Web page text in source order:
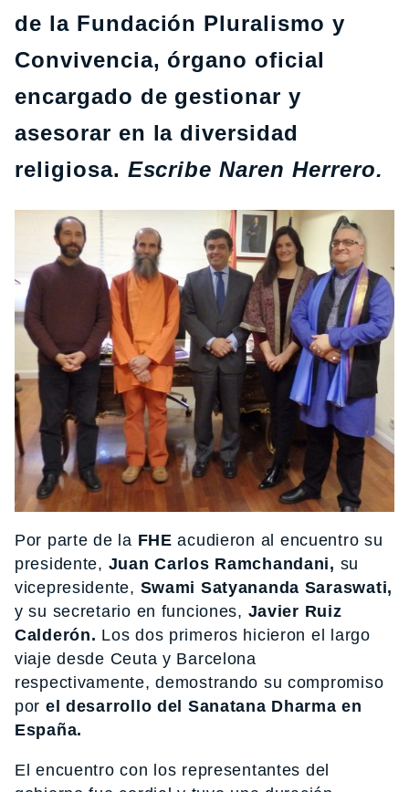
de la Fundación Pluralismo y
Convivencia, órgano oficial
encargado de gestionar y
asesorar en la diversidad
religiosa. Escribe Naren Herrero.
Por parte de la FHE acudieron al encuentro su
presidente, Juan Carlos Ramchandani, su
vicepresidente, Swami Satyananda Saraswati,
y su secretario en funciones, Javier Ruiz
Calderón. Los dos primeros hicieron el largo
viaje desde Ceuta y Barcelona
respectivamente, demostrando su compromiso
por el desarrollo del Sanatana Dharma en
España.
El encuentro con los representantes del